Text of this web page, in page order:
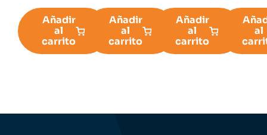
Añadir
al
carrito
Añadir
al
carrito
Añadir
al
carrito
al